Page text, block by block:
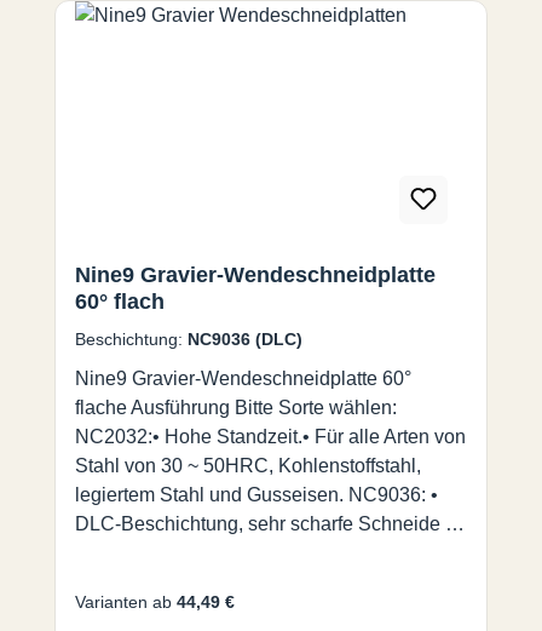
Nicht-Eisen-Metall, wie Aluminium, Messing,
Nine9 Gravier-Wendeschneidplatte
60° flach
Beschichtung: NC9036 (DLC)
Nine9 Gravier-Wendeschneidplatte 60°
flache Ausführung Bitte Sorte wählen:
NC2032:• Hohe Standzeit.• Für alle Arten von
Stahl von 30 ~ 50HRC, Kohlenstoffstahl,
legiertem Stahl und Gusseisen. NC9036: •
DLC-Beschichtung, sehr scharfe Schneide für
Kunststoff und Acryl. Nine9
Varianten ab 44,49 €